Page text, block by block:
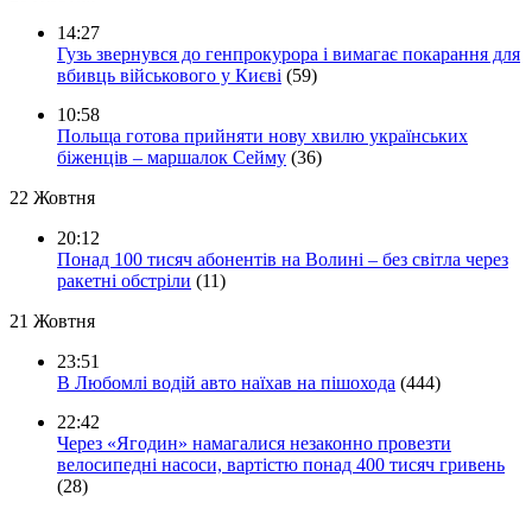
14:27
Гузь звернувся до генпрокурора і вимагає покарання для
вбивць військового у Києві (59)
10:58
Польща готова прийняти нову хвилю українських
біженців – маршалок Сейму (36)
22 Жовтня
20:12
Понад 100 тисяч абонентів на Волині – без світла через
ракетні обстріли (11)
21 Жовтня
23:51
В Любомлі водій авто наїхав на пішохода (444)
22:42
Через «Ягодин» намагалися незаконно провезти
велосипедні насоси, вартістю понад 400 тисяч гривень
(28)